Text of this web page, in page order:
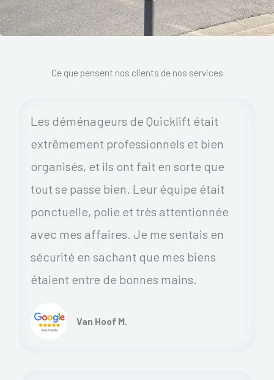
Ce que pensent nos clients de nos services
Les déménageurs de Quicklift était
extrêmement professionnels et bien
organisés, et ils ont fait en sorte que
tout se passe bien. Leur équipe était
ponctuelle, polie et très attentionnée
avec mes affaires. Je me sentais en
sécurité en sachant que mes biens
étaient entre de bonnes mains.
Van Hoof M.